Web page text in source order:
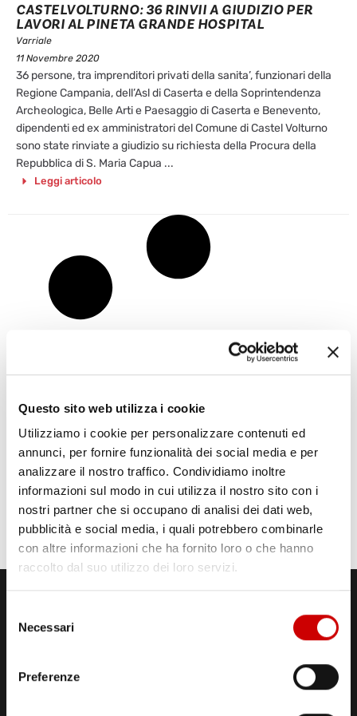
Questo sito web utilizza i cookie
Utilizziamo i cookie per personalizzare contenuti ed
annunci, per fornire funzionalità dei social media e per
analizzare il nostro traffico. Condividiamo inoltre
informazioni sul modo in cui utilizza il nostro sito con i
nostri partner che si occupano di analisi dei dati web,
pubblicità e social media, i quali potrebbero combinarle
con altre informazioni che ha fornito loro o che hanno
raccolto dal suo utilizzo dei loro servizi.
delNecessari
Preferenze
CASTELVOLTURNO: 36 RINVII A GIUDIZIO PER
LAVORI AL PINETA GRANDE HOSPITAL
Varriale
11 Novembre 2020
36 persone, tra imprenditori privati della sanita’, funzionari della
Regione Campania, dell’Asl di Caserta e della Soprintendenza
Archeologica, Belle Arti e Paesaggio di Caserta e Benevento,
dipendenti ed ex amministratori del Comune di Castel Volturno
sono state rinviate a giudizio su richiesta della Procura della
Repubblica di S. Maria Capua ...
Leggi articolo